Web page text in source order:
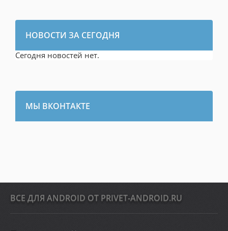
НОВОСТИ ЗА СЕГОДНЯ
Сегодня новостей нет.
МЫ ВКОНТАКТЕ
ВСЕ ДЛЯ ANDROID ОТ PRIVET-ANDROID.RU